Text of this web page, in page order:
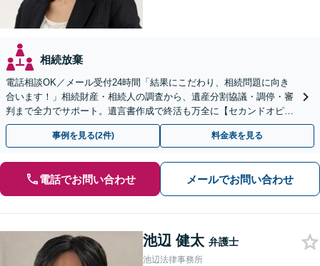
相続放棄
電話相談OK／メール受付24時間「結果にこだわり、相続問題に向き
合います！」相続財産・相続人の調査から、遺産分割協議・調停・審
判まで全力でサポート。遺言書作成で終活も万全に【セカンドオピニ
オン可】【西小倉駅7分】【小倉北警察署前バス停3分】
事例を見る(2件) 料金表を見る
電話でお問い合わせ メールでお問い合わせ
池辺 健太 弁護士
池辺法律事務所